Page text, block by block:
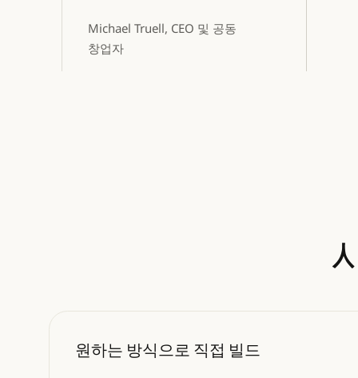
Michael Truell, CEO 및 공동
창업자
원하는 방식으로 직접 빌드